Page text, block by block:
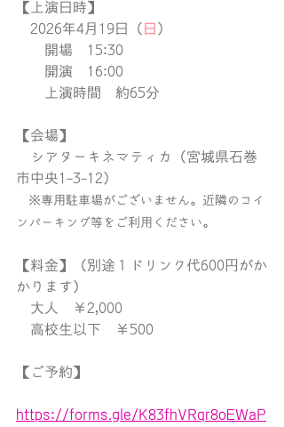
【上演日時】
2026年4月19日（ 日 ）
開場　15:30
開演　16:00
上演時間　約65分
【会場】
シアターキネマティカ（宮城県石巻
市中央1-3-12）
※専用駐車場がございません。近隣のコイ
ンパーキング等をご利用ください。
【料金】
（別途１ドリンク代600円がか
かります）
大人　￥2,000
高校生以下　￥500
【ご予約】
https://forms.gle/K83fhVRqr8oEWaP